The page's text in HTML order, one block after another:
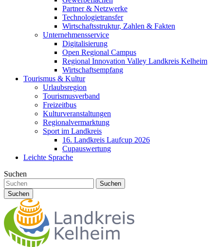
Partner & Netzwerke
Technologietransfer
Wirtschaftsstruktur, Zahlen & Fakten
Unternehmensservice
Digitalisierung
Open Regional Campus
Regional Innovation Valley Landkreis Kelheim
Wirtschaftsempfang
Tourismus & Kultur
Urlaubsregion
Tourismusverband
Freizeitbus
Kulturveranstaltungen
Regionalvermarktung
Sport im Landkreis
16. Landkreis Laufcup 2026
Cupauswertung
Leichte Sprache
Suchen
Suchen
Suchen